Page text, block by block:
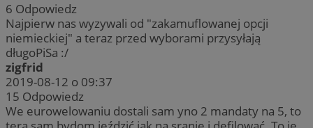
6 Odpowiedz
Najpierw nas wyzywali od "zakamuflowanej opcji
niemieckiej" a teraz przed wyborami przysyłają
długoPiSa :/
zigfrid
2019-08-12 o 09:37
15 Odpowiedz
We eurowelowaniu dostali sam yno 2 mandaty na 5, to